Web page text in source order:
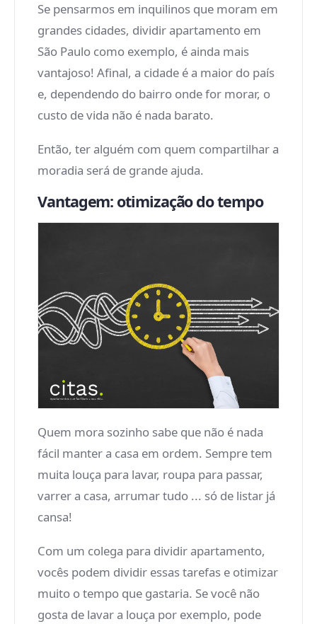
Se pensarmos em inquilinos que moram em
grandes cidades, dividir apartamento em
São Paulo como exemplo, é ainda mais
vantajoso! Afinal, a cidade é a maior do país
e, dependendo do bairro onde for morar, o
custo de vida não é nada barato.
Então, ter alguém com quem compartilhar a
moradia será de grande ajuda.
Vantagem: otimização do tempo
Quem mora sozinho sabe que não é nada
fácil manter a casa em ordem. Sempre tem
muita louça para lavar, roupa para passar,
varrer a casa, arrumar tudo ... só de listar já
cansa!
Com um colega para dividir apartamento,
vocês podem dividir essas tarefas e otimizar
muito o tempo que gastaria. Se você não
gosta de lavar a louça por exemplo, pode